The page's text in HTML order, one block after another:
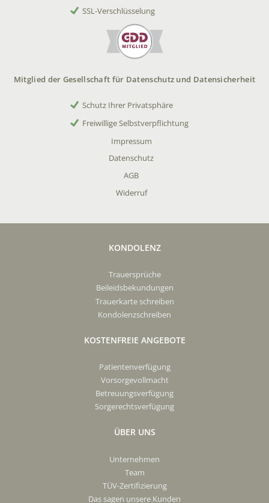
SSL-Verschlüsselung
Mitglied der Gesellschaft für Datenschutz und Datensicherheit
Schutz Ihrer Privatsphäre
Freiwillige Selbstverpflichtung
Impressum
Datenschutz
AGB
Widerruf
KONDOLENZ
Trauersprüche
Beileidsbekundungen
Trauerkarte schreiben
Kondolenzschreiben
KOSTENFREIE ANGEBOTE
Patientenverfügung
Vorsorgevollmacht
Betreuungsverfügung
Sorgerechtsverfügung
ÜBER UNS
Unternehmen
Team
TÜV-Zertifizierung
Das sagen unsere Kunden